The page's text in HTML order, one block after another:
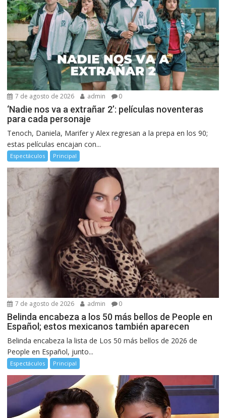
7 de agosto de 2026 admin 0
‘Nadie nos va a extrañar 2’: películas noventeras
para cada personaje
Tenoch, Daniela, Marifer y Alex regresan a la prepa en los 90;
estas películas encajan con...
Espectáculos Principal
7 de agosto de 2026 admin 0
Belinda encabeza a los 50 más bellos de People en
Español; estos mexicanos también aparecen
Belinda encabeza la lista de Los 50 más bellos de 2026 de
People en Español, junto...
Espectáculos Principal